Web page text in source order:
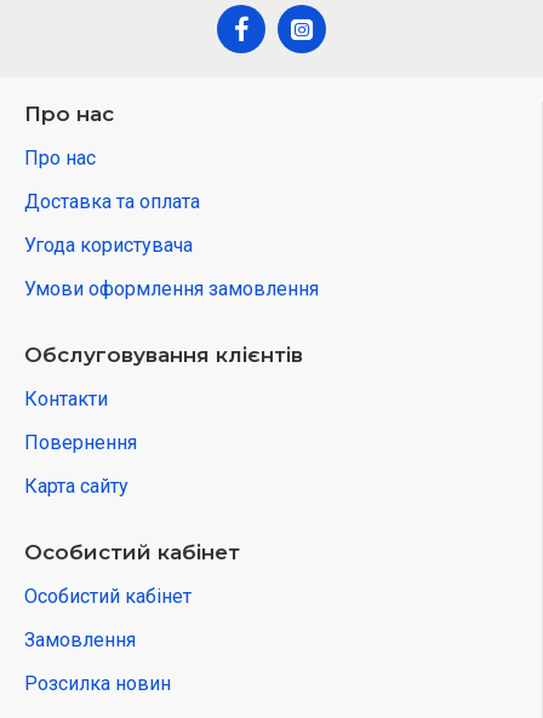
Про нас
Про нас
Доставка та оплата
Угода користувача
Умови оформлення замовлення
Обслуговування клієнтів
Контакти
Повернення
Карта сайту
Особистий кабінет
Особистий кабінет
Замовлення
Розсилка новин